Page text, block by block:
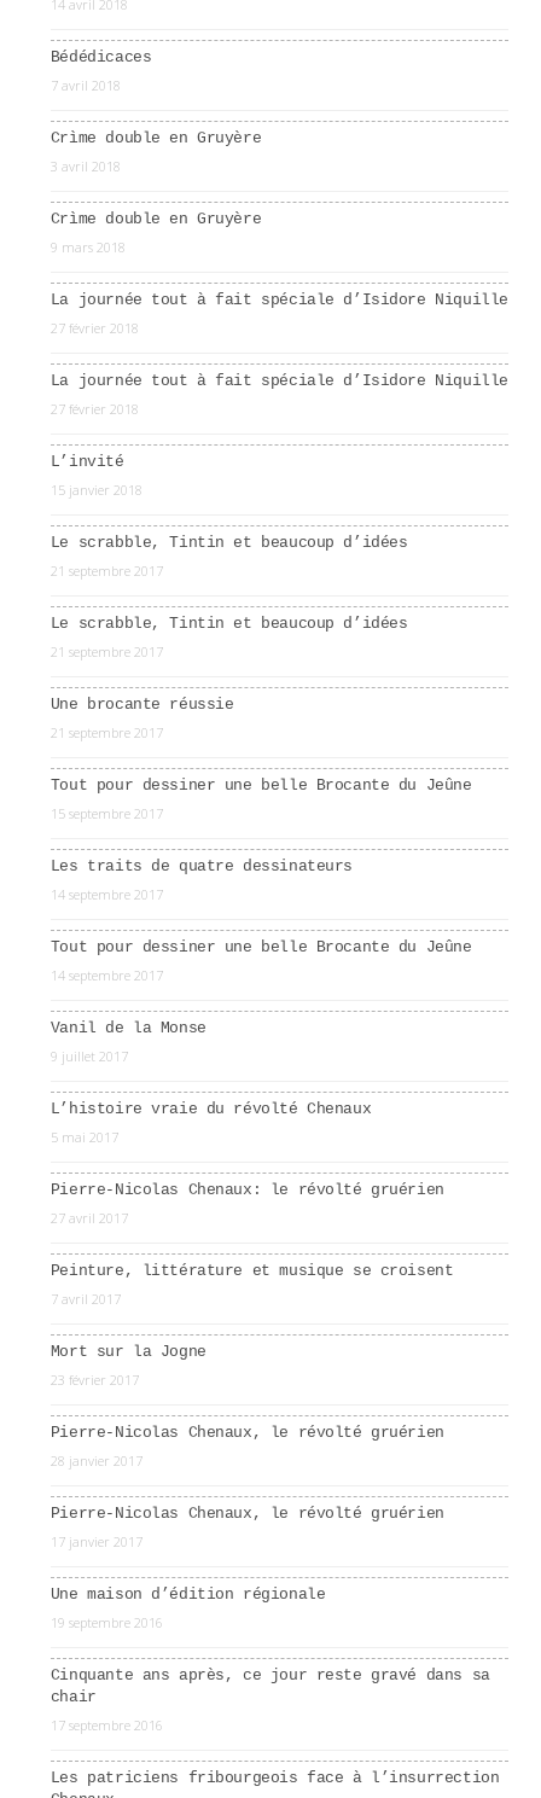
14 avril 2018
Bédédicaces
7 avril 2018
Crìme double en Gruyère
3 avril 2018
Crìme double en Gruyère
9 mars 2018
La journée tout à fait spéciale d’Isidore Niquille
27 février 2018
La journée tout à fait spéciale d’Isidore Niquille
27 février 2018
L’invité
15 janvier 2018
Le scrabble, Tintin et beaucoup d’idées
21 septembre 2017
Le scrabble, Tintin et beaucoup d’idées
21 septembre 2017
Une brocante réussie
21 septembre 2017
Tout pour dessiner une belle Brocante du Jeûne
15 septembre 2017
Les traits de quatre dessinateurs
14 septembre 2017
Tout pour dessiner une belle Brocante du Jeûne
14 septembre 2017
Vanil de la Monse
9 juillet 2017
L’histoire vraie du révolté Chenaux
5 mai 2017
Pierre-Nicolas Chenaux: le révolté gruérien
27 avril 2017
Peinture, littérature et musique se croisent
7 avril 2017
Mort sur la Jogne
23 février 2017
Pierre-Nicolas Chenaux, le révolté gruérien
28 janvier 2017
Pierre-Nicolas Chenaux, le révolté gruérien
17 janvier 2017
Une maison d’édition régionale
19 septembre 2016
Cinquante ans après, ce jour reste gravé dans sa
chair
17 septembre 2016
Les patriciens fribourgeois face à l’insurrection